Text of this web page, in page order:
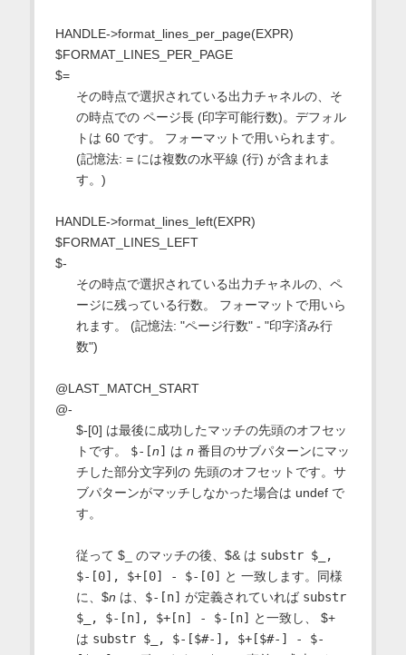
HANDLE->format_lines_per_page(EXPR)
$FORMAT_LINES_PER_PAGE
$=
その時点で選択されている出力チャネルの、そ
の時点での ページ長 (印字可能行数)。デフォル
トは 60 です。 フォーマットで用いられます。
(記憶法: = には複数の水平線 (行) が含まれま
す。)
HANDLE->format_lines_left(EXPR)
$FORMAT_LINES_LEFT
$-
その時点で選択されている出力チャネルの、ペ
ージに残っている行数。 フォーマットで用いら
れます。 (記憶法: "ページ行数" - "印字済み行
数")
@LAST_MATCH_START
@-
$-[0] は最後に成功したマッチの先頭のオフセッ
トです。 $-[n] は n 番目のサブパターンにマッ
チした部分文字列の 先頭のオフセットです。サ
ブパターンがマッチしなかった場合は undef で
す。
従って $_ のマッチの後、$& は substr $_,
$-[0], $+[0] - $-[0]
と 一致します。同様
に、$n は、 $-[n] が定義されていれば substr
$_, $-[n], $+[n] - $-[n]
と一致し、 $+
は substr $_, $-[$#-], $+[$#-] - $-